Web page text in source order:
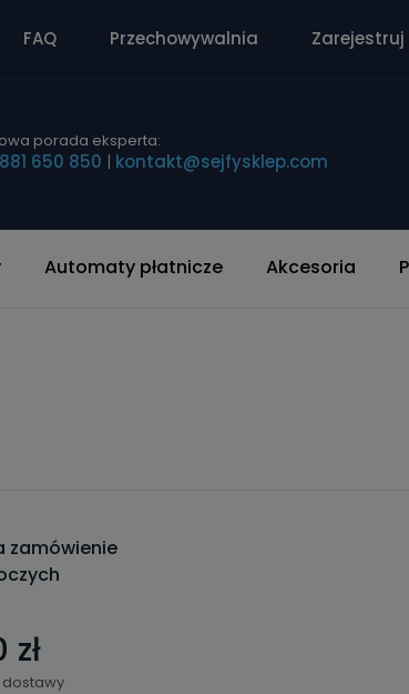
FAQ Przechowywalnia Zarejestruj
porada eksperta:
650 850 | kontakt@sejfysklep.com
Automaty płatnicze Akcesoria
zamówienie
dostawy